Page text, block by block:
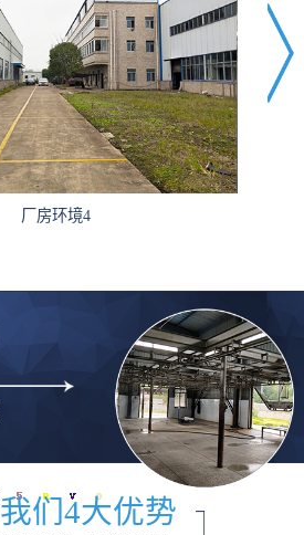
厂房环境4
我们4大优势